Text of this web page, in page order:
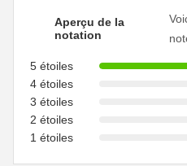
Aperçu de la
notation
5 étoiles
4 étoiles
3 étoiles
2 étoiles
1 étoiles